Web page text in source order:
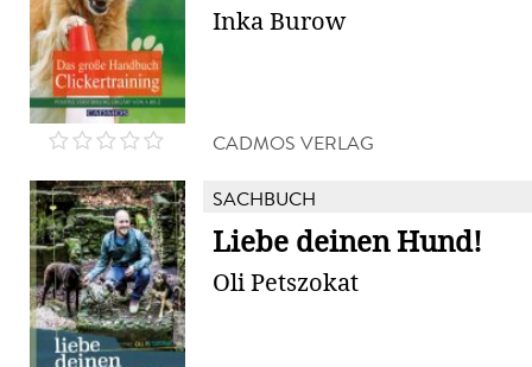
Inka Burow
CADMOS VERLAG
SACHBUCH
Liebe deinen Hund!
Oli Petszokat